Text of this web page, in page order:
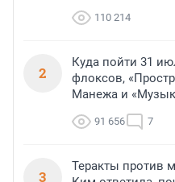
110 214
2
Куда пойти 31
флоксов,
Манежа и
91 656 7
3
Теракты против